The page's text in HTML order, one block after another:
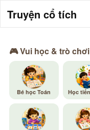
Truyện cổ tích
🎮 Vui học & trò chơi
Bé học Toán Học